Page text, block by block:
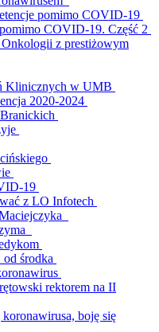
pomimo COVID-19
COVID-19. Część 2
z prestiżowym
Klinicznych w UMB
2020-2024
Branickich
19
z LO Infotech
środka
rektorem na II
boję się